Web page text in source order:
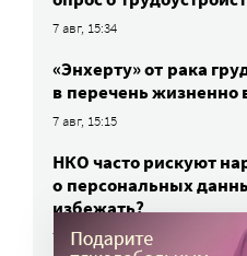
7 авг, 15:34
«Энхерту» от рака
в перечень
7 авг, 15:15
НКО часто рискуют
о персональных
избежать?
7 авг, 13:13